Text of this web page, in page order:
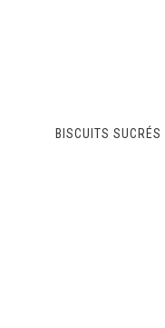
BISCUITS SUCRÉS